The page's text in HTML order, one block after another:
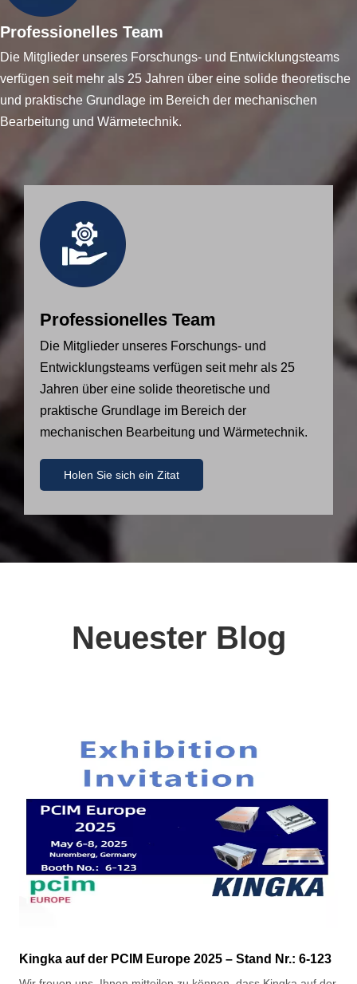
Professionelles Team
Die Mitglieder unseres Forschungs- und Entwicklungsteams
verfügen seit mehr als 25 Jahren über eine solide theoretische
und praktische Grundlage im Bereich der mechanischen
Bearbeitung und Wärmetechnik.
Professionelles Team
Die Mitglieder unseres Forschungs- und
Entwicklungsteams verfügen seit mehr als 25
Jahren über eine solide theoretische und
praktische Grundlage im Bereich der
mechanischen Bearbeitung und Wärmetechnik.
Holen Sie sich ein Zitat
Neuester Blog
Kingka auf der PCIM Europe 2025 – Stand Nr.: 6-123